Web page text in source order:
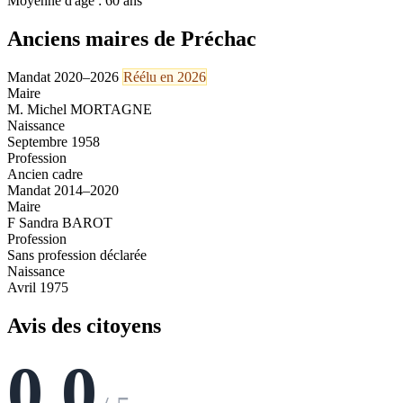
Anciens maires de Préchac
Mandat 2020–2026 Réélu en 2026
Maire
M. Michel MORTAGNE
Naissance
Septembre 1958
Profession
Ancien cadre
Mandat 2014–2020
Maire
F Sandra BAROT
Profession
Sans profession déclarée
Naissance
Avril 1975
Avis des citoyens